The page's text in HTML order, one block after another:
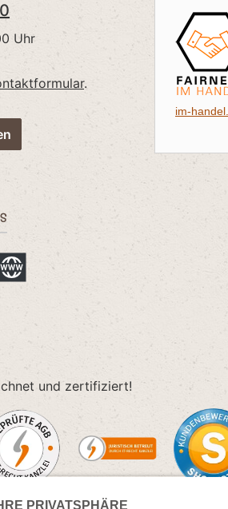
Uhr
.
im-
Website
und zertifiziert!